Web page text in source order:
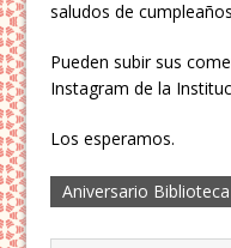
saludos de
Pueden subir sus
Instagram de la
Los esperamos.
Aniversario